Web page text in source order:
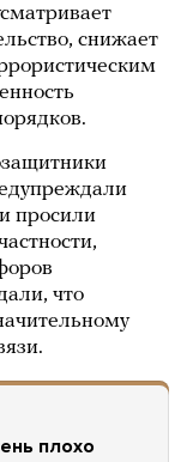
снижает
просили
что
плохо